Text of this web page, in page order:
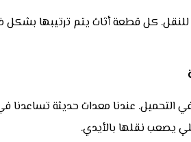
كل قطعة أثاث يتم ترتيبها
التحميل. عندنا معدات حديثة تساعدنا
يصعب نقلها بالأيدي.